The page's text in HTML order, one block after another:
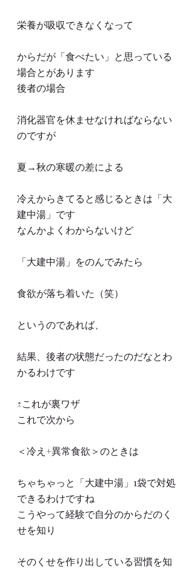
栄養が吸収できなくなって
からだが「食べたい」と思っている
場合とがあります
後者の場合
消化器官を休ませなければならない
のですが
夏→秋の寒暖の差による
冷えからきてると感じるときは「大
建中湯」です
なんかよくわからないけど
「大建中湯」をのんでみたら
食欲が落ち着いた（笑）
というのであれば、
結果、後者の状態だったのだなとわ
かるわけです
↑これが裏ワザ
これで次から
＜冷え+異常食欲＞のときは
ちゃちゃっと「大建中湯」1袋で対処
できるわけですね
こうやって経験で自分のからだのく
せを知り
そのくせを作り出している習慣を知